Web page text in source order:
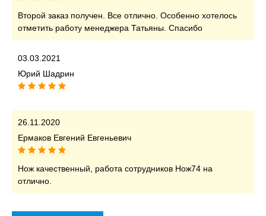
Второй заказ получен. Все отлично. Особенно хотелось
отметить работу менеджера Татьяны. Спасибо
03.03.2021
Юрий Шадрин
26.11.2020
Ермаков Евгений Евгеньевич
Нож качественный, работа сотрудников Нож74 на
отлично.